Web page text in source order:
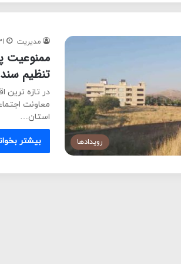
رویدادها
مدیریت 31
تنظیم
در تازه ترین
معاونت
استان…
بیشتر